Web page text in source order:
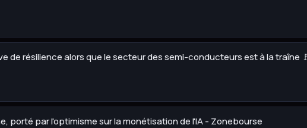
de résilience alors que le secteur des semi-conducteurs est à la traîne
porté par l'optimisme sur la monétisation de l'IA - Zonebourse